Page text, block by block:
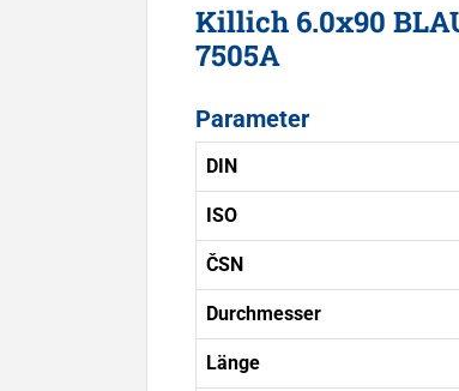
Killich 6.0x90
7505A
Parameter
DIN
ISO
ČSN
Durchmesser
Länge